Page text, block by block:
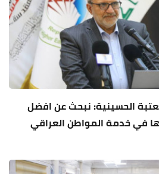
الحسينية: نبحث عن افضل
في خدمة المواطن العراقي